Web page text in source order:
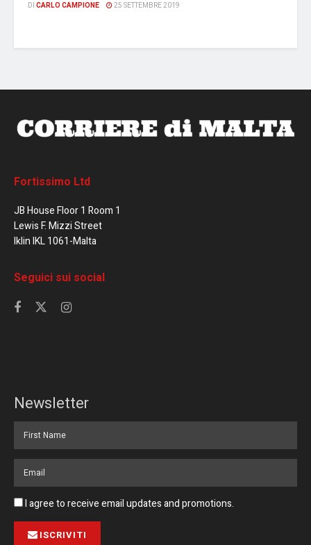
DI CARLO CAMPIONE 25 SETTEMBRE 2019
Fortissimo Ltd
JB House Floor 1 Room 1
Lewis F. Mizzi Street
Iklin IKL 1061-Malta
Seguici sui social
Newsletter
I agree to receive email updates and promotions.
ISCRIVITI